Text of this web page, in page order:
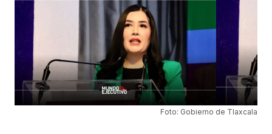
Foto: Gobierno de Tlaxcala